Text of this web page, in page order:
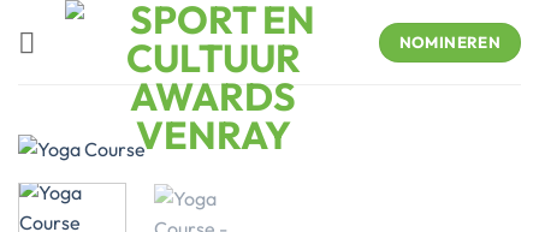
NOMINEREN